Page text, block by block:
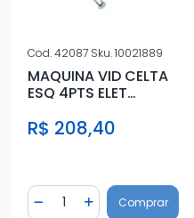
Cod.42087 Sku.10021889
MAQUINA VID CELTA
ESQ 4PTS ELET
R$ 208,40
Diminuir Quantidade
Quantidade
AdicionarComprar